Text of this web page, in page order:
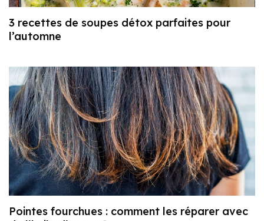
3 recettes de soupes détox parfaites pour
l’automne
Pointes fourchues : comment les réparer avec